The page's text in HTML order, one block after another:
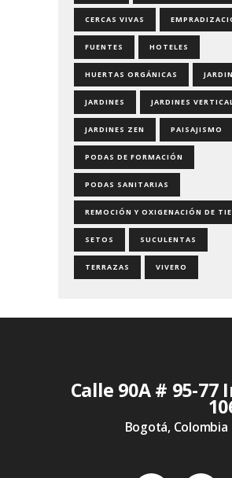
CERCAS VIVAS
FUENTES HOTELES
HUERTAS ORGÁNICAS
JARDINES JARDINES
JARDINES ZEN PAISAJISMO
PODAS DE FORMACIÓN
PODAS SANITARIAS
REMOCIÓN Y OXIGENACIÓN DE
SETOS SUCULENTAS
TERRAZAS VIVERO
Calle 90A # 95-
Bogotá, Colombia